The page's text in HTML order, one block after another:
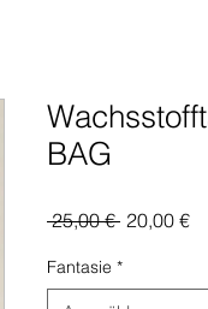
BAG
25,00 € 20,00 €
Fantasie *